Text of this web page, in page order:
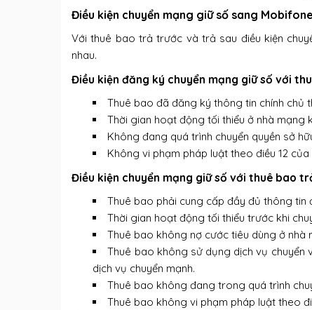
Điều kiện chuyển mạng giữ số sang
Với thuê bao trả trước và trả sau điều kiện
nhau.
Điều kiện đăng ký chuyển mạng giữ số với
Thuê bao đã đăng ký thông tin chính chủ
Thời gian hoạt động tối thiểu ở nhà
Không đang quá trình chuyển quyền sở
Không vi phạm pháp luật theo điều 12 của
Điều kiện chuyển mạng giữ số với thuê bao
Thuê bao phải cung cấp đầy đủ thông
Thời gian hoạt động tối thiểu trước khi
Thuê bao không nợ cước tiêu dùng ở nhà
Thuê bao không sử dụng dịch vụ
dịch vụ chuyển mạnh.
Thuê bao không đang trong quá trình
Thuê bao không vi phạm pháp luật theo